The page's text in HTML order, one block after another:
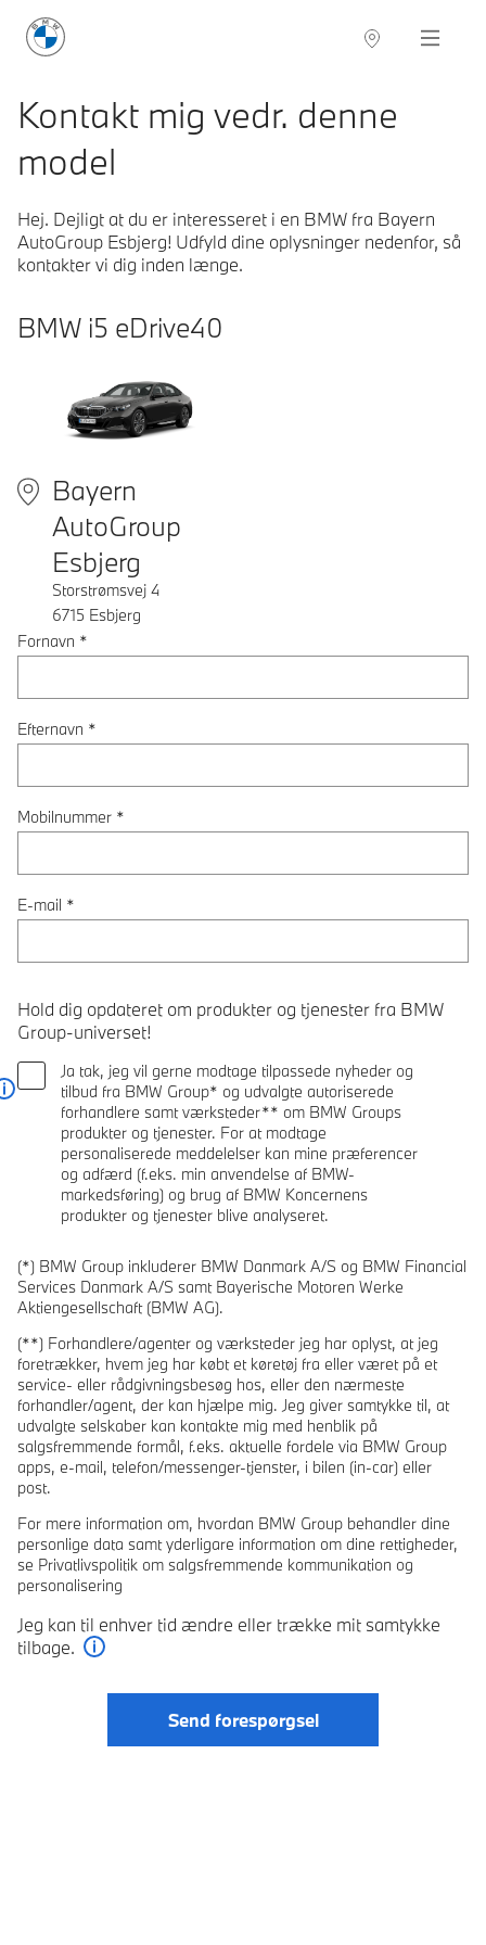
BMW Danmark Navigation
Kontakt mig vedr. denne
model
Hej. Dejligt at du er interesseret i en BMW fra Bayern
AutoGroup Esbjerg! Udfyld dine oplysninger nedenfor, så
kontakter vi dig inden længe.
BMW i5 eDrive40
Bayern
AutoGroup
Esbjerg
Storstrømsvej 4
6715 Esbjerg
Fornavn *
Efternavn *
Mobilnummer *
E-mail *
Hold dig opdateret om produkter og tjenester fra BMW
Group-universet!
Ja tak, jeg vil gerne modtage tilpassede nyheder og
tilbud fra BMW Group* og udvalgte autoriserede
forhandlere samt værksteder** om BMW Groups
produkter og tjenester. For at modtage
personaliserede meddelelser kan mine præferencer
og adfærd (f.eks. min anvendelse af BMW-
markedsføring) og brug af BMW Koncernens
produkter og tjenester blive analyseret.
Læs mere
(*) BMW Group inkluderer BMW Danmark A/S og BMW Financial
Services Danmark A/S samt Bayerische Motoren Werke
Aktiengesellschaft (BMW AG).
(**) Forhandlere/agenter og værksteder jeg har oplyst, at jeg
foretrækker, hvem jeg har købt et køretøj fra eller været på et
service- eller rådgivningsbesøg hos, eller den nærmeste
forhandler/agent, der kan hjælpe mig. Jeg giver samtykke til, at
udvalgte selskaber kan kontakte mig med henblik på
salgsfremmende formål, f.eks. aktuelle fordele via BMW Group
apps, e-mail, telefon/messenger-tjenster, i bilen (in-car) eller
post.
For mere information om, hvordan BMW Group behandler dine
personlige data samt yderligare information om dine rettigheder,
se Privatlivspolitik om salgsfremmende kommunikation og
personalisering
Jeg kan til enhver tid ændre eller trække mit samtykke
tilbage.
Send forespørgsel